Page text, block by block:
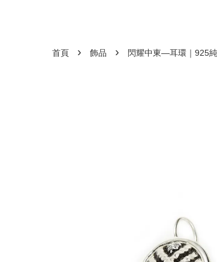
首頁 › 飾品 › 閃耀中東—耳環｜925